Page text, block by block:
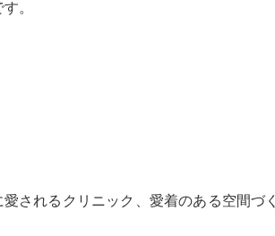
。
されるクリニック、愛着のある空間づく